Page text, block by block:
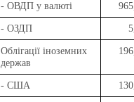
- ОВДП у валюті
- ОЗДП
Облігації іноземних
держав
- США